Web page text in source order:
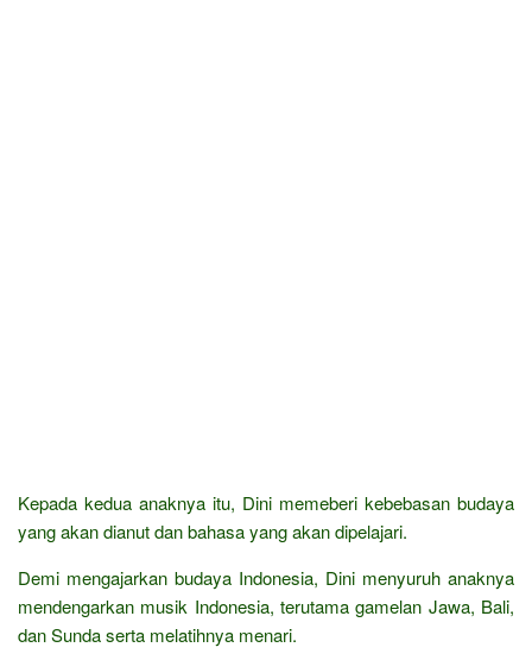
Kepada kedua anaknya itu, Dini memeberi kebebasan budaya
yang akan dianut dan bahasa yang akan dipelajari.
Demi mengajarkan budaya Indonesia, Dini menyuruh anaknya
mendengarkan musik Indonesia, terutama gamelan Jawa, Bali,
dan Sunda serta melatihnya menari.